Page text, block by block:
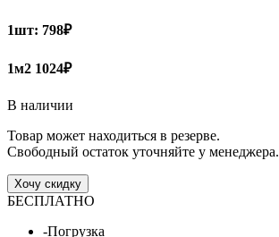
1шт: 798₽
1м2 1024₽
В наличии
Товар может находиться в резерве.
Свободный остаток уточняйте у менеджера.
Хочу скидку
БЕСПЛАТНО
-Погрузка